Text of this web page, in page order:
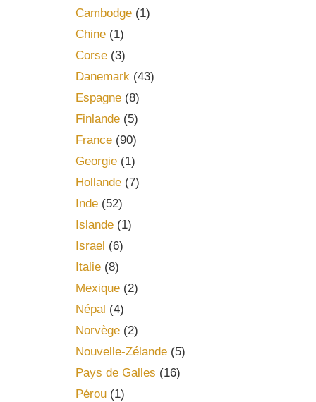
Cambodge(1)
Chine(1)
Corse(3)
Danemark(43)
Espagne(8)
Finlande(5)
France(90)
Georgie(1)
Hollande(7)
Inde(52)
Islande(1)
Israel (6)
Italie(8)
Mexique(2)
Népal (4)
Norvège(2)
Nouvelle-Zélande(5)
Pays de Galles (16)
Pérou(1)